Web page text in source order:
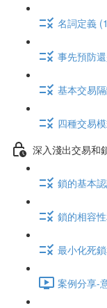
名詞定義
事先預防
基本交易
四種交易
深入淺出交易和
鎖的基本
鎖的相容
最小化死
案例分享-